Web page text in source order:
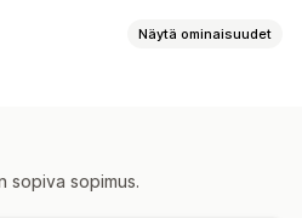
Näytä ominaisuudet
sopiva sopimus.